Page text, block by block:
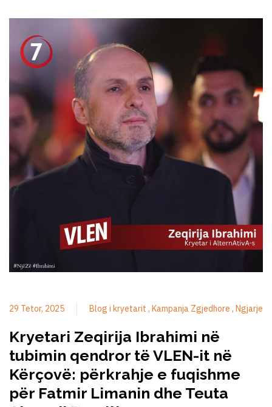
29 Tetor, 2025 Blog i kryetarit Kampanja Zgjedhore Ngjarje
Kryetari Zeqirija Ibrahimi në
tubimin qendror të VLEN-it në
Kërçovë: përkrahje e fuqishme
për Fatmir Limanin dhe Teuta